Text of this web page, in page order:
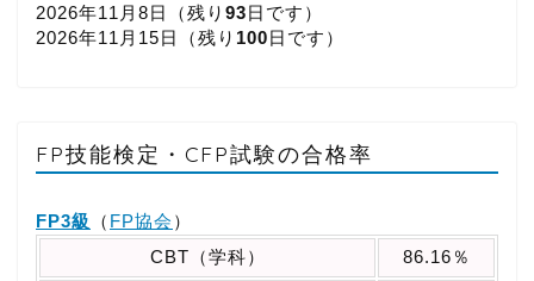
2026年11月8日（残り 93日です）
2026年11月15日（残り 100日です）
FP技能検定・CFP試験の合格率
FP3級 （ FP協会 ）
CBT（学科）
86.16％